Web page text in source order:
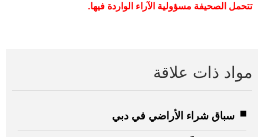
تتحمل الصحيفة مسؤولية الآراء الواردة فيها.
مواد ذات علاقة
سباق شراء الأراضي في دبي